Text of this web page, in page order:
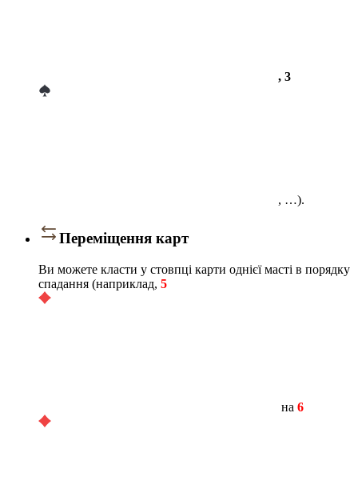
, 3
, …).
Переміщення карт
Ви можете класти у стовпці карти однієї масті в порядку
спадання (наприклад, 5
на 6